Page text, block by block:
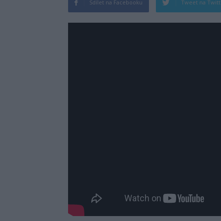
Sdílet na Facebooku Tweet na